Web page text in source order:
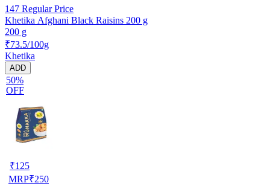
147 Regular Price
Khetika Afghani Black Raisins 200 g
200 g
₹73.5/100g
Khetika
ADD
50%
OFF
₹125
MRP₹250